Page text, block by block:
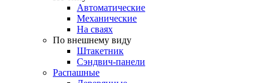
Автоматические
Механические
На сваях
По внешнему виду
Штакетник
Сэндвич-панели
Распашные